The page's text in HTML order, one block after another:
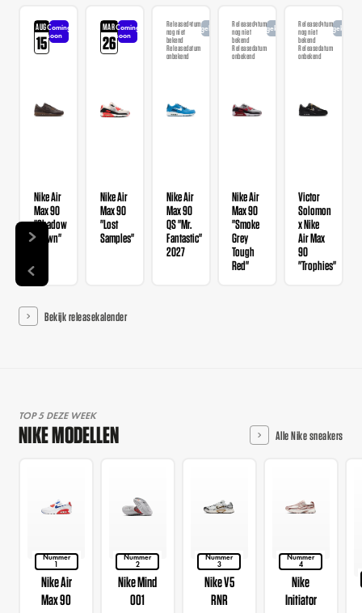
AUG
15
Coming
soon
Nike Air
Max 90
"Shadow
Brown"
MAR
26
Coming
soon
Nike Air
Max 90
"Lost
Samples"
Releasedatum
nog niet
bekend
Releasedatum
onbekend
Aangekondigd
Nike Air
Max 90
QS "Mr.
Fantastic"
2027
Releasedatum
nog niet
bekend
Releasedatum
onbekend
Aangekondigd
Nike Air
Max 90
"Smoke
Grey
Tough
Red"
Releasedatum
nog niet
bekend
Releasedatum
onbekend
Victor
Solomon
x Nike
Air Max
90
"Trophies"
Bekijk releasekalender
TOP 5 DEZE WEEK
NIKE MODELLEN Alle Nike sneakers
Nummer
1
Nike Air
Max 90
Nummer
2
Nike Mind
001
Nummer
3
Nike V5
RNR
Nummer
4
Nike
Initiator